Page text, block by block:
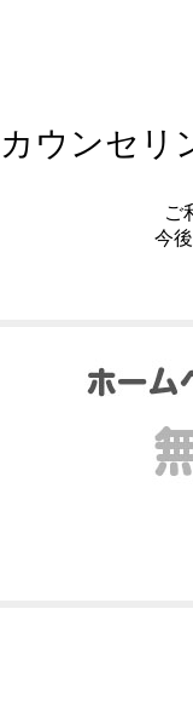
カウンセリ
ご
今